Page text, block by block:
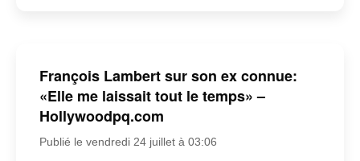
François Lambert sur son ex connue:
«Elle me laissait tout le temps» –
Hollywoodpq.com
Publié le vendredi 24 juillet à 03:06